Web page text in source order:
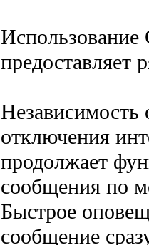
Использование
предоставляет
Независимость
отключения
продолжает
сообщения по
Быстрое
сообщение